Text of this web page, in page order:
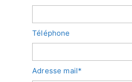
Téléphone
Adresse mail*